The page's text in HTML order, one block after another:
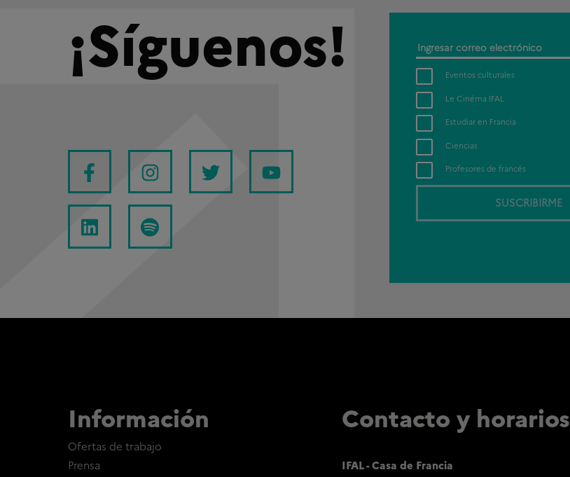
¡Síguenos!
Ingresar
correo
electrónico
Eventos culturales
Le Cinéma IFAL
Estudiar en Francia
Ciencias
Profesores de francés
SUSCRIBIRME
Información
Ofertas de trabajo
Prensa
Contacto y horarios
IFAL - Casa de Francia